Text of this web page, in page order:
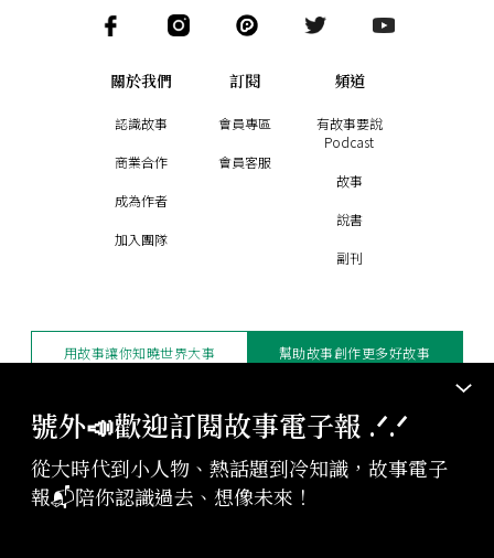
號外📣歡迎訂閱故事電子報 .ᐟ‪‪.ᐟ
從大時代到小人物、熱話題到冷知識，故事電子
報📬陪你認識過去、想像未來！
關於我們
認識故事
商業合作
成為作者
加入團隊
訂閱
會員專區
會員客服
頻道
有故事要說
Podcast
故事
說書
副刊
版權聲明與轉載規範
授權與合作：contact@storystudio.tw
用故事讓你知曉世界大事 幫助故事創作更多好故事